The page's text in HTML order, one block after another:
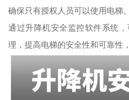
确保只有授权人员可以使用电梯。
通过升降机安全监控软件系统
理，提高电梯的安全性和可靠性